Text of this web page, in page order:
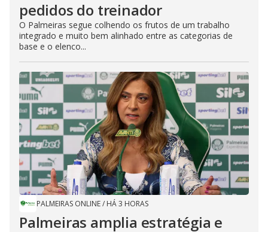
pedidos do treinador
O Palmeiras segue colhendo os frutos de um trabalho
integrado e muito bem alinhado entre as categorias de
base e o elenco...
PALMEIRAS ONLINE/ HÁ 3 HORAS
Palmeiras amplia estratégia e